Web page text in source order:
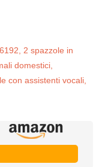
2 spazzole in
domestici,
con assistenti vocali,